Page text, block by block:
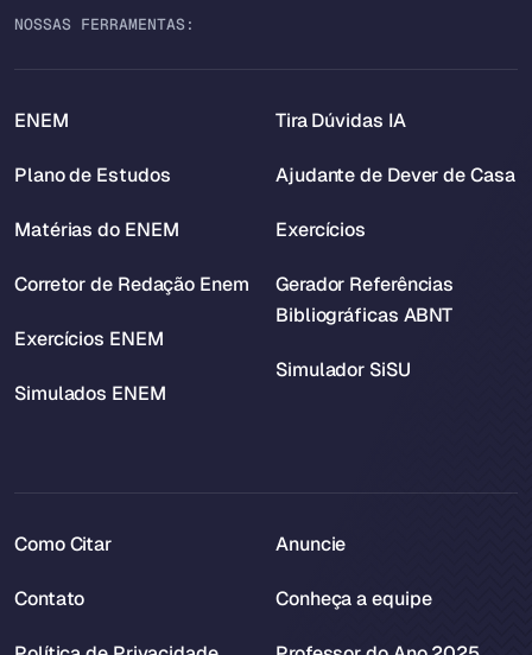
NOSSAS FERRAMENTAS:
ENEM
Plano de Estudos
Matérias do ENEM
Corretor de Redação Enem
Exercícios ENEM
Simulados ENEM
Tira Dúvidas IA
Ajudante de Dever de Casa
Exercícios
Gerador Referências
Bibliográficas ABNT
Simulador SiSU
Como Citar
Contato
Anuncie
Conheça a equipe